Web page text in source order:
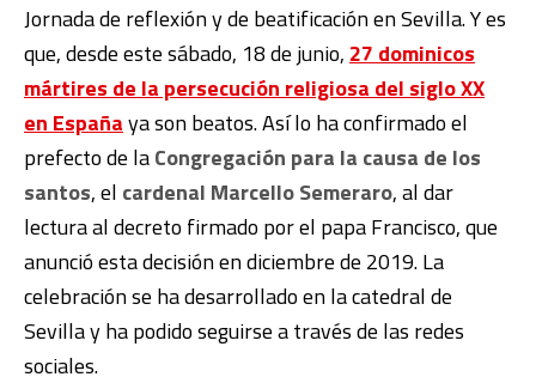
Jornada de reflexión y de beatificación en Sevilla. Y es
que, desde este sábado, 18 de junio, 27 dominicos
mártires de la persecución religiosa del siglo XX
en Españaya son beatos. Así lo ha confirmado el
prefecto de laCongregación para la causa de los
santos, el cardenal Marcello Semeraro, al dar
lectura al decreto firmado por el papa Francisco, que
anunció esta decisión en diciembre de 2019. La
celebración se ha desarrollado en la catedral de
Sevilla y ha podido seguirse a través de las redes
sociales.